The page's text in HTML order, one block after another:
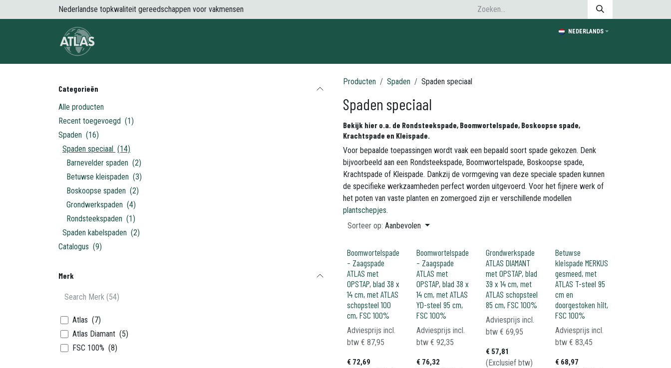
Overslaan naar inhoudNederlandse topkwaliteit gereedschappen voor vakmensen
NEDERLANDS
Categorieën
Alle producten
Recent toegevoegd (1)
Spaden (16)
Spaden speciaal (14)
Barnevelder spaden (2)
Betuwse kleispaden (3)
Boskoopse spaden (2)
Grondwerkspaden (4)
Rondsteekspaden (1)
Spaden kabelspaden (2)
Catalogus (9)
Merk
Atlas (7)
Atlas Diamant (5)
FSC 100% (8)
Producten Spaden Spaden speciaal
Spaden speciaal
Bekijk hier o.a. de Rondsteekspade, Boomwortelspade, Boskoopse spade,
Krachtspade en Kleispade.
Voor bepaalde toepassingen wordt vaak een bepaald soort spade gekozen. Denk
bijvoorbeeld aan een Rondsteekspade, Boomwortelspade, Boskoopse spade,
Krachtspade of Kleispade. Dankzij de vormgeving van deze speciale spaden kunnen
de specifieke werkzaamheden perfect worden uitgevoerd. Voor het fijnere werk of
het poten van vaste planten en zomergoed zijn er verschillende modellen
plantschepjes.
Sorteer op: Aanbevolen
Boomwortelspade
– Zaagspade
ATLAS met
OPSTAP, blad 38 x
14 cm, met ATLAS
schopsteel 100
cm, FSC 100%
€ 72,69
Adviesprijs incl.
btw € 87,95
Boomwortelspade
– Zaagspade
ATLAS met
OPSTAP, blad 38 x
14 cm, met ATLAS
YD-steel 95 cm,
FSC 100%
€ 76,32
Adviesprijs incl.
btw € 92,35
Grondwerkspade
ATLAS DIAMANT
met OPSTAP, blad
39 x 14 cm, met
ATLAS schopsteel
85 cm, FSC 100%
€ 57,81
(Exclusief btw)
Adviesprijs incl.
btw € 69,95
Betuwse
kleispade MERKUS
gesmeed, met
ATLAS T-steel 95
cm en
doorgestoken hilt,
FSC 100%
€ 68,97
Adviesprijs incl.
btw € 83,45